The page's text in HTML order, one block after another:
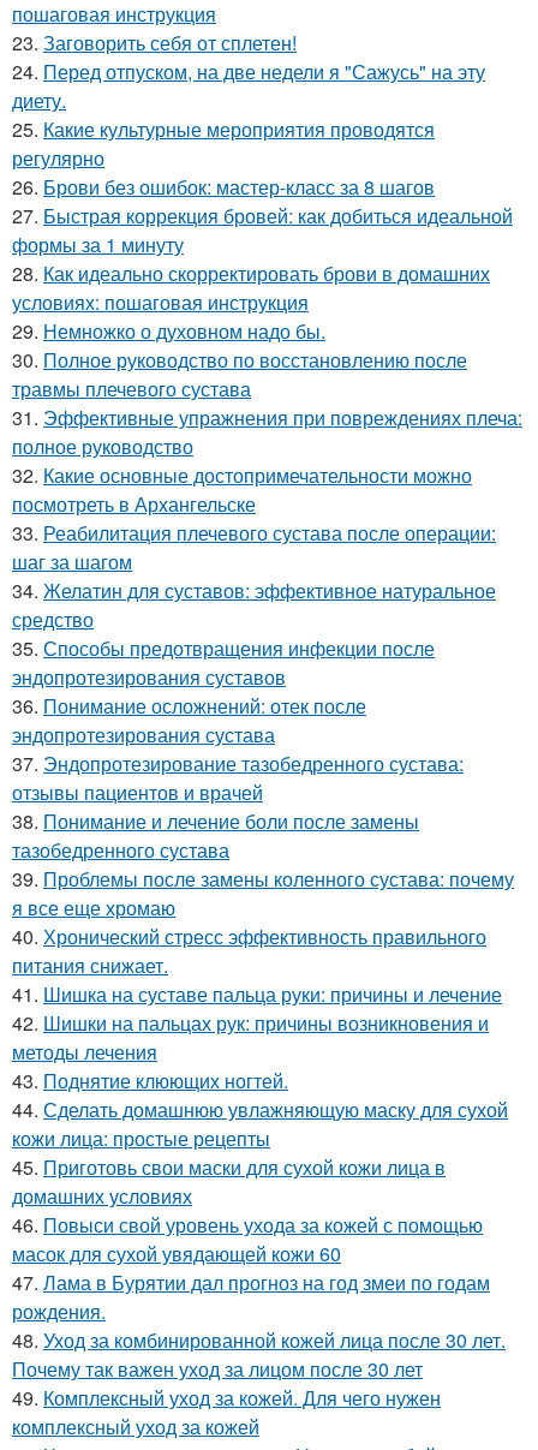
пошаговая инструкция
23. Заговорить себя от сплетен!
24. Перед отпуском, на две недели я "Сажусь" на эту
диету.
25. Какие культурные мероприятия проводятся
регулярно
26. Брови без ошибок: мастер-класс за 8 шагов
27. Быстрая коррекция бровей: как добиться идеальной
формы за 1 минуту
28. Как идеально скорректировать брови в домашних
условиях: пошаговая инструкция
29. Немножко о духовном надо бы.
30. Полное руководство по восстановлению после
травмы плечевого сустава
31. Эффективные упражнения при повреждениях плеча:
полное руководство
32. Какие основные достопримечательности можно
посмотреть в Архангельске
33. Реабилитация плечевого сустава после операции:
шаг за шагом
34. Желатин для суставов: эффективное натуральное
средство
35. Способы предотвращения инфекции после
эндопротезирования суставов
36. Понимание осложнений: отек после
эндопротезирования сустава
37. Эндопротезирование тазобедренного сустава:
отзывы пациентов и врачей
38. Понимание и лечение боли после замены
тазобедренного сустава
39. Проблемы после замены коленного сустава: почему
я все еще хромаю
40. Хронический стресс эффективность правильного
питания снижает.
41. Шишка на суставе пальца руки: причины и лечение
42. Шишки на пальцах рук: причины возникновения и
методы лечения
43. Поднятие клюющих ногтей.
44. Сделать домашнюю увлажняющую маску для сухой
кожи лица: простые рецепты
45. Приготовь свои маски для сухой кожи лица в
домашних условиях
46. Повыси свой уровень ухода за кожей с помощью
масок для сухой увядающей кожи 60
47. Лама в Бурятии дал прогноз на год змеи по годам
рождения.
48. Уход за комбинированной кожей лица после 30 лет.
Почему так важен уход за лицом после 30 лет
49. Комплексный уход за кожей. Для чего нужен
комплексный уход за кожей